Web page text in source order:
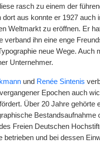
rasch zu einem der
aus konnte er 1927
Weltmarkt zu eröffnen. Er
ihn eine enge
neue Wege.
Unternehmer.
und Renée Sintenis
Epochen auch
Über 20 Jahre gehörte
Freien Deutschen
und bei dessen